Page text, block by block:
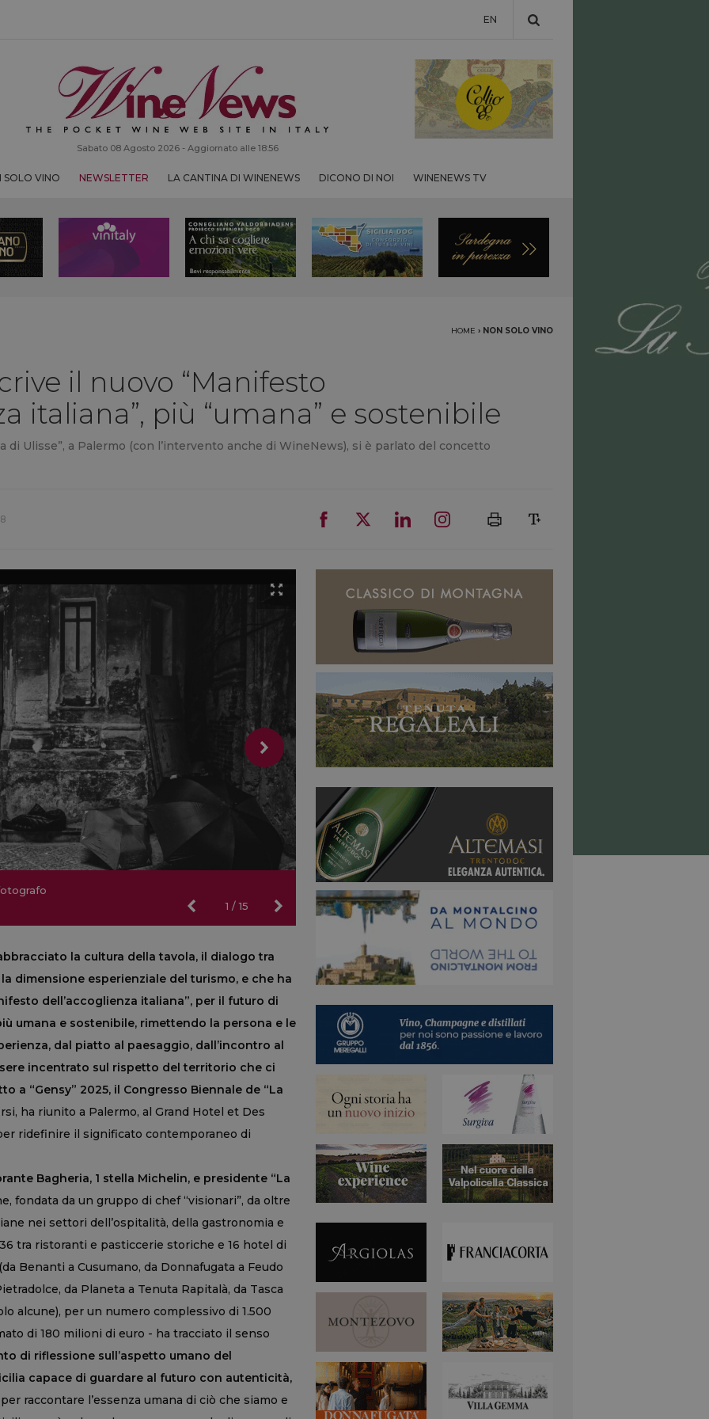
EN
Sabato 08 Agosto 2026 - Aggiornato alle 18:56
SOLO VINO NEWSLETTER LA CANTINA DI WINENEWS DICONO DI NOI WINENEWS TV
HOME › NON SOLO VINO
il nuovo “Manifesto
italiana”, più “umana” e sostenibile
di Ulisse”, a Palermo (con l’intervento anche di WineNews), si è parlato del concetto
1 /15
di
di
di
di
di
la cultura della tavola, il dialogo tra
dimensione esperienziale del turismo, e che ha
dell’accoglienza italiana”, per il futuro di
umana e sostenibile, rimettendo la persona e le
dal piatto al paesaggio, dall’incontro al
incentrato sul rispetto del territorio che ci
a “Gensy” 2025, il Congresso Biennale de “La
ha riunito a Palermo, al Grand Hotel et Des
ridefinire il significato contemporaneo di
Bagheria, 1 stella Michelin, e presidente “La
fondata da un gruppo di chef “visionari”, da oltre
nei settori dell’ospitalità, della gastronomia e
tra ristoranti e pasticcerie storiche e 16 hotel di
Benanti a Cusumano, da Donnafugata a Feudo
da Planeta a Tenuta Rapitalà, da Tasca
alcune), per un numero complessivo di 1.500
di 180 milioni di euro - ha tracciato il senso
di riflessione sull’aspetto umano del
capace di guardare al futuro con autenticità,
per raccontare l’essenza umana di ciò che siamo e